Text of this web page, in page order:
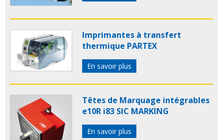
Imprimantes à transfert
thermique PARTEX
En savoir plus
Têtes de Marquage intégrables
e10R i83 SIC MARKING
En savoir plus